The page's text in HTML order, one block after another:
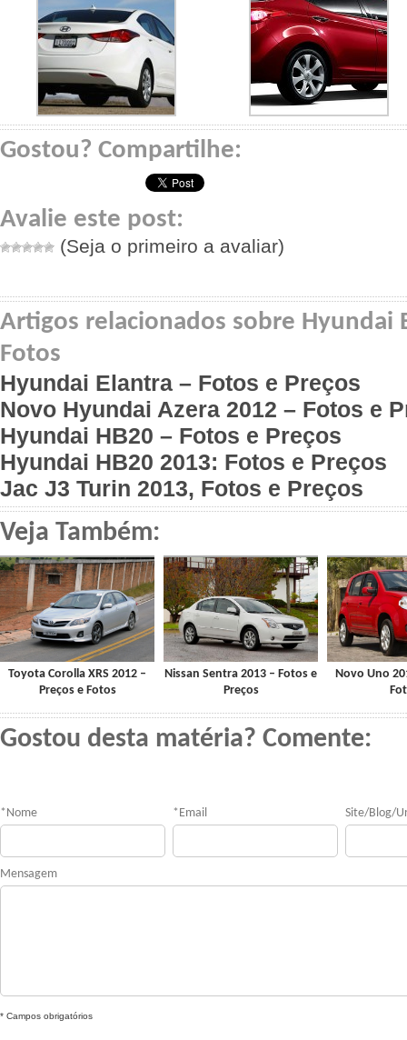
Gostou? Compartilhe:
Avalie este post:
(Seja o primeiro a avaliar)
Artigos relacionados sobre Hyundai
Fotos
Hyundai Elantra – Fotos e Preços
Novo Hyundai Azera 2012 – Fotos e
Hyundai HB20 – Fotos e Preços
Hyundai HB20 2013: Fotos e Preços
Jac J3 Turin 2013, Fotos e Preços
Veja Também:
Toyota Corolla XRS 2012 –
Preços e Fotos
Nissan Sentra 2013 – Fotos e
Preços
Novo Uno
Gostou desta matéria? Comente:
* Nome * Email Site/Blog/
Mensagem
* Campos obrigatórios